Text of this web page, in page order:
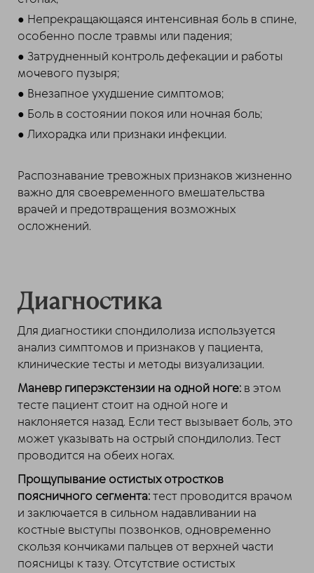
● Непрекращающаяся интенсивная боль в спине,
особенно после травмы или падения;
● Затрудненный контроль дефекации и работы
мочевого пузыря;
● Внезапное ухудшение симптомов;
● Боль в состоянии покоя или ночная боль;
● Лихорадка или признаки инфекции.
Распознавание тревожных признаков жизненно
важно для своевременного вмешательства
врачей и предотвращения возможных
осложнений.
Диагностика
Для диагностики спондилолиза используется
анализ симптомов и признаков у пациента,
клинические тесты и методы визуализации.
Маневр гиперэкстензии на одной ноге: в этом
тесте пациент стоит на одной ноге и
наклоняется назад. Если тест вызывает боль, это
может указывать на острый спондилолиз. Тест
проводится на обеих ногах.
Прощупывание остистых отростков
поясничного сегмента:тест проводится врачом
и заключается в сильном надавливании на
костные выступы позвонков, одновременно
скользя кончиками пальцев от верхней части
поясницы к тазу. Отсутствие остистых